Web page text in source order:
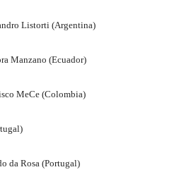
Listorti (Argentina)
Manzano (Ecuador)
MeCe (Colombia)
da Rosa (Portugal)